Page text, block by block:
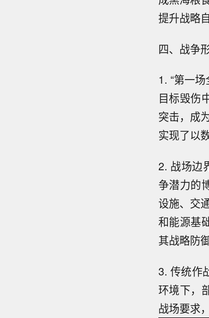
提升战略
四、战争
1. “第一
目标毁伤
突击，成
实现了以
2. 战场边
争潜力的
设施、交
和能源基
其战略防
3. 传统作
环境下，
战场要求